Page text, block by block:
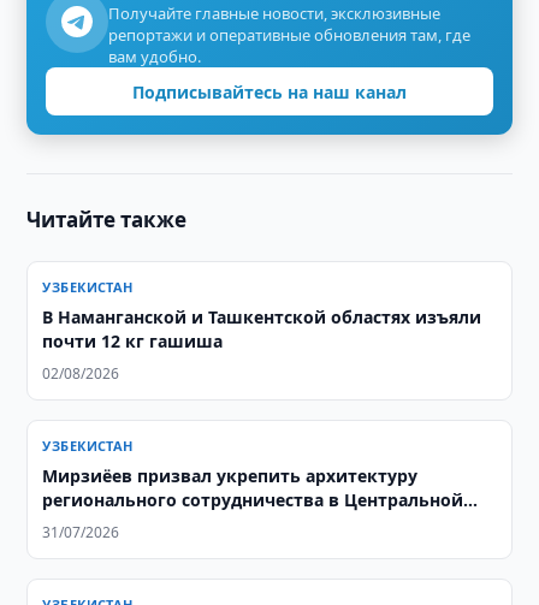
Получайте главные новости, эксклюзивные
репортажи и оперативные обновления там, где
вам удобно.
Подписывайтесь на наш канал
Читайте также
УЗБЕКИСТАН
В Наманганской и Ташкентской областях изъяли
почти 12 кг гашиша
02/08/2026
УЗБЕКИСТАН
Мирзиёев призвал укрепить архитектуру
регионального сотрудничества в Центральной
Азии
31/07/2026